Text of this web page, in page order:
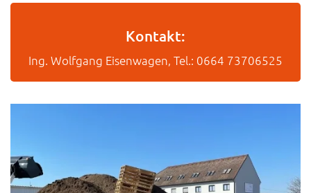
Kontakt:
Ing. Wolfgang Eisenwagen, Tel.: 0664 73706525